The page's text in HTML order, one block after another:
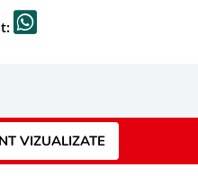
VIZUALIZATE